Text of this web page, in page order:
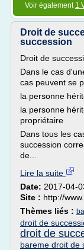
Voir également 1
Droit de
succession
Droit de
Dans le cas
cas peuvent se
la personne
la personne
propriétaire
Dans tous les
succession
de...
Lire la suite
Date: 2017-04-
Site : http://
Thèmes liés :
droit de
droit de
bareme droit de